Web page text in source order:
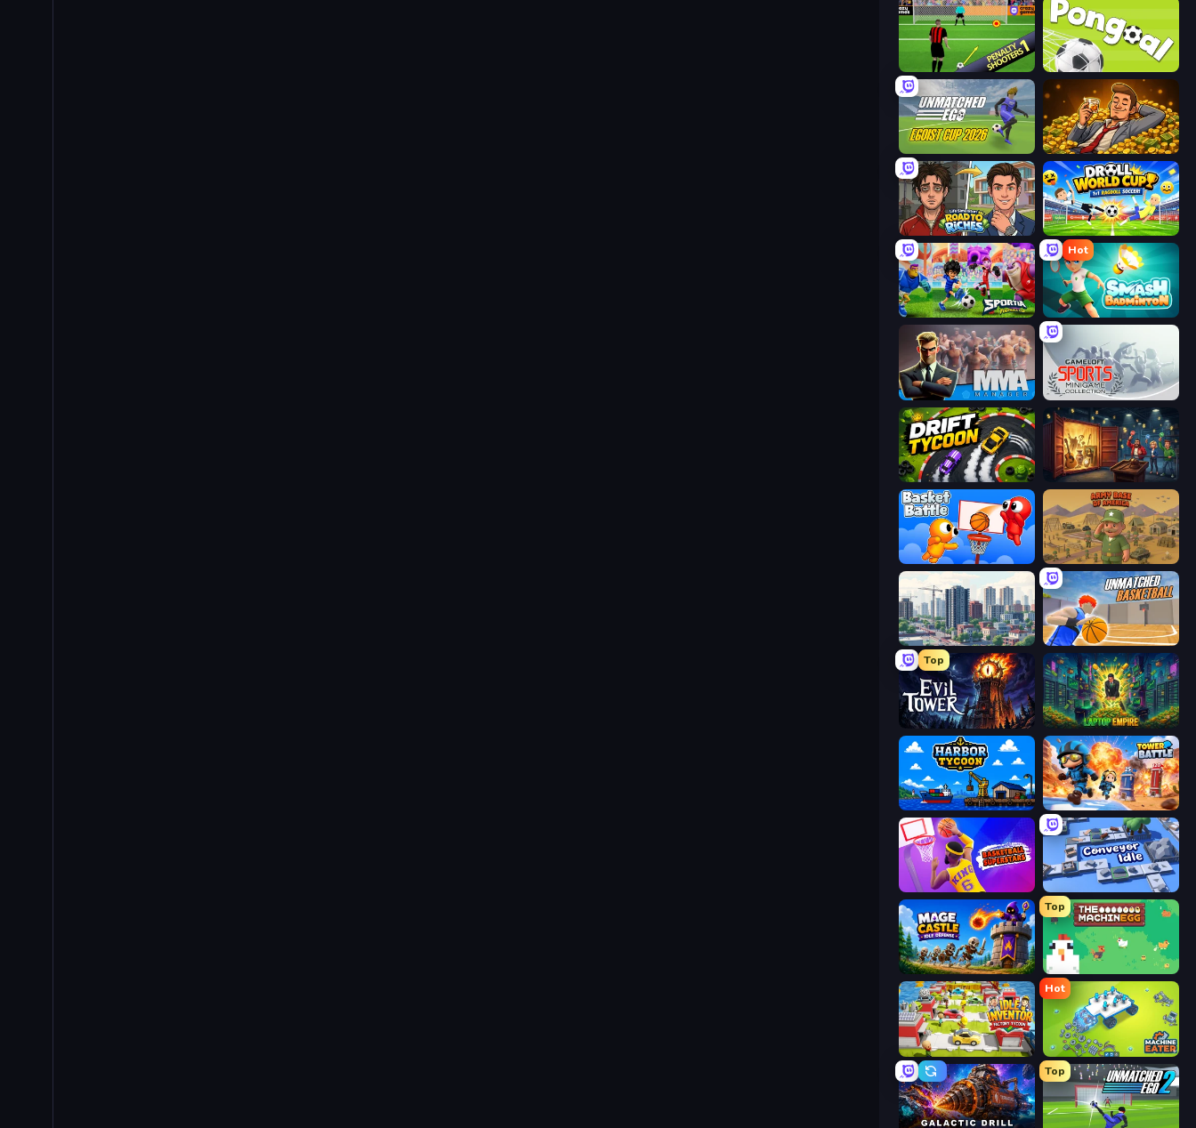
Penalty Shooters Pongoal
Idle Billionaire Tycoon
Life Simulator: Road to Riches Droll World Cup
Sportia Football Cup
Hot
Smash Badminton
MMA Manager 2 Gameloft Sports Minigame Collection
Drift Tycoon Container Auction
Basket Battle Army Base Of America
SuperCity 3D Unmatched Basketball
Top
Evil Tower Laptop Empire
Harbor Tycoon Tower Battle
Basketball Superstars Conveyor Idle
Mage Castle Idle Defense
Top
The MachinEGG
Idle Inventor
Hot
Machine Eater
Top